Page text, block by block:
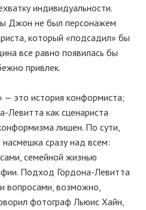
индивидуальности.
Джон не был персонажем
который «подсадил» бы
все равно появилась бы
привлек.
это история конформиста;
Левиттакак сценариста
лишен. По сути,
сразу над всем:
семейной жизнью
Подход Гордона-Левитта
вопросами, возможно,
фотограф Льюис Хайн,